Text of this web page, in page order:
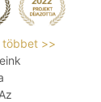
többet >>